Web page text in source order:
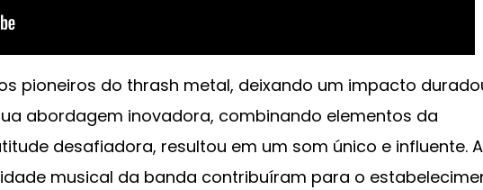
pioneiros do thrash metal, deixando um impacto
abordagem inovadora, combinando elementos da
desafiadora, resultou em um som único e influente. A
musical da banda contribuíram para o